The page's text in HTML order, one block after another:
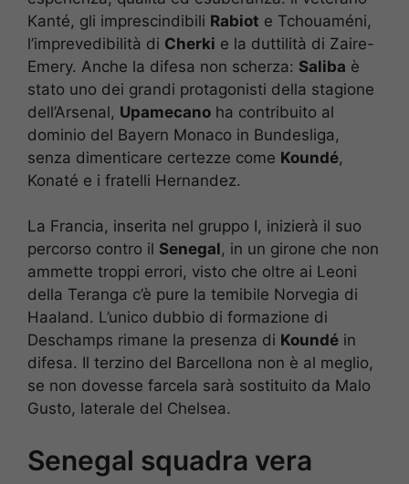
Kanté, gli imprescindibili Rabiot e Tchouaméni,
l’imprevedibilità di Cherki e la duttilità di Zaire-
Emery. Anche la difesa non scherza: Saliba è
stato uno dei grandi protagonisti della stagione
dell’Arsenal, Upamecano ha contribuito al
dominio del Bayern Monaco in Bundesliga,
senza dimenticare certezze come Koundé,
Konaté e i fratelli Hernandez.
La Francia, inserita nel gruppo I, inizierà il suo
percorso contro il Senegal, in un girone che non
ammette troppi errori, visto che oltre ai Leoni
della Teranga c’è pure la temibile Norvegia di
Haaland. L’unico dubbio di formazione di
Deschamps rimane la presenza di Koundé in
difesa. Il terzino del Barcellona non è al meglio,
se non dovesse farcela sarà sostituito da Malo
Gusto, laterale del Chelsea.
Senegal squadra vera